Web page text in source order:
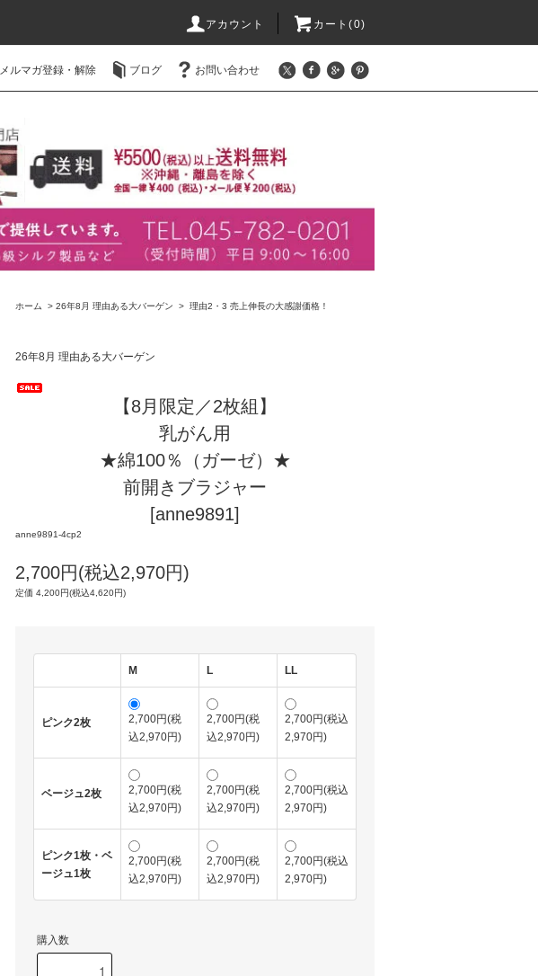
アカウント カート(0)
メルマガ登録・解除 ブログ お問い合わせ
ホーム > 26年8月 理由ある大バーゲン > 理由2・3 売上伸長の大感謝価格！
26年8月 理由ある大バーゲン
【8月限定／2枚組】
乳がん用
★綿100％（ガーゼ）★
前開きブラジャー
[anne9891]
anne9891-4cp2
2,700円(税込2,970円)
定価 4,200円(税込4,620円)
M L LL
ピンク2枚
2,700円(税
込2,970円)
2,700円(税
込2,970円)
2,700円(税込
2,970円)
ベージュ2枚
2,700円(税
込2,970円)
2,700円(税
込2,970円)
2,700円(税込
2,970円)
ピンク1枚・ベ
ージュ1枚
2,700円(税
込2,970円)
2,700円(税
込2,970円)
2,700円(税込
2,970円)
購入数